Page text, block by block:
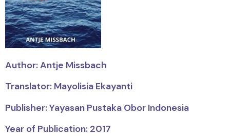
Author: Antje Missbach
Translator: Mayolisia Ekayanti
Publisher: Yayasan Pustaka Obor Indonesia
Year of Publication: 2017